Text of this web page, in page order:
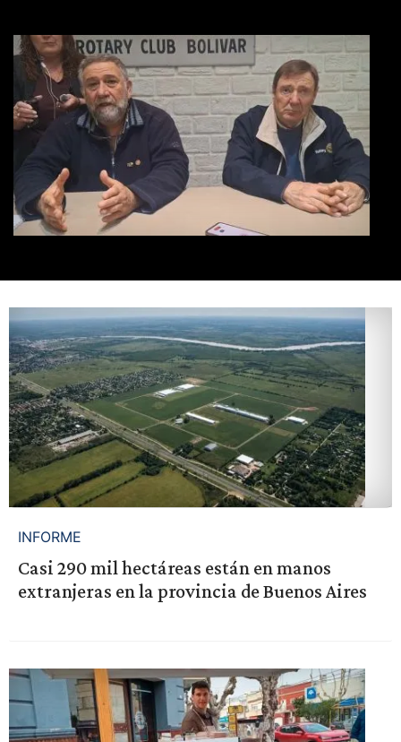
INFORME
Casi 290 mil hectáreas están en manos
extranjeras en la provincia de Buenos Aires